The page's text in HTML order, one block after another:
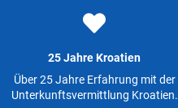
25 Jahre Kroatien
Über 25 Jahre Erfahrung mit der
Unterkunftsvermittlung Kroatien.